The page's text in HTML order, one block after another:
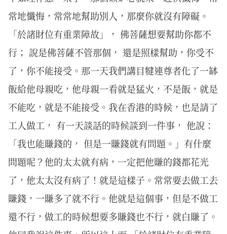
常地懺悔，常常地幫助別人，那麼你就沒有障礙。
「於諸財位有重業障故」， 佛菩薩想要幫助你都不
行； 說是佛菩薩不管那個， 還是照樣幫助，你受不
了，你不能接受。那一天我們講目犍連尊者化了一缽
飯給他母親吃，他母親一看就是猛火，不是飯，就是
不能吃，就是不能接受。我在香港的時候，也是請了
工人做工， 有一天談話的時候談到一件事， 他說：
「我也能賺錢的， 但是一賺錢就有問題。」有什麼
問題呢？他的太太就有病，一定把他賺的錢都花光
了，他太太沒有病了！就是這樣子。常常要去做工去
賺錢，一賺多了就不行。他就是這個事，但是不做工
還不行，做工的時候想要多賺錢也不行，就白賺了。